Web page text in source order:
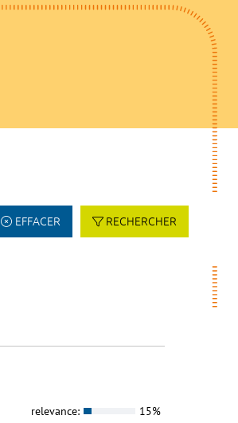
EFFACER RECHERCHER
relevance: 15%